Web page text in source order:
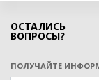
ОСТАЛИСЬ
ВОПРОСЫ?
ПОЛУЧАЙТЕ